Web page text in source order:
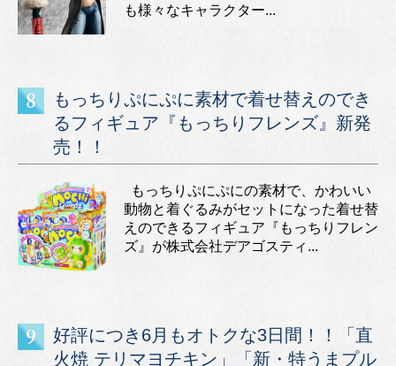
も様々なキャラクター...
もっちりぷにぷに素材で着せ替えのでき
るフィギュア『もっちりフレンズ』新発
売！！
もっちりぷにぷにの素材で、かわいい
動物と着ぐるみがセットになった着せ替
えのできるフィギュア『もっちりフレン
ズ』が株式会社デアゴスティ...
好評につき6月もオトクな3日間！！「直
火焼 テリマヨチキン」「新・特うまプル